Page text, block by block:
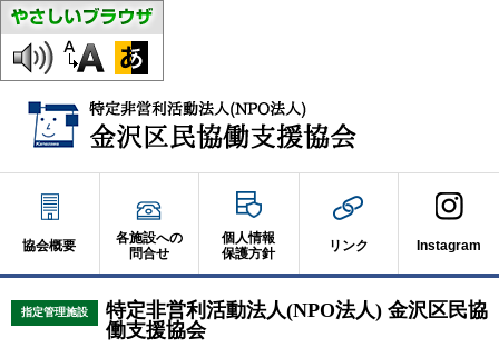
協会概要
各施設への
問合せ
個人情報
保護方針
リンク Instagram
特定非営利活動法人(NPO法人) 金沢区民協
働支援協会
指定管理施設